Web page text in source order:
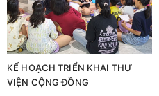
KẾ HOẠCH TRIỂN KHAI THƯ
VIỆN CỘNG ĐỒNG